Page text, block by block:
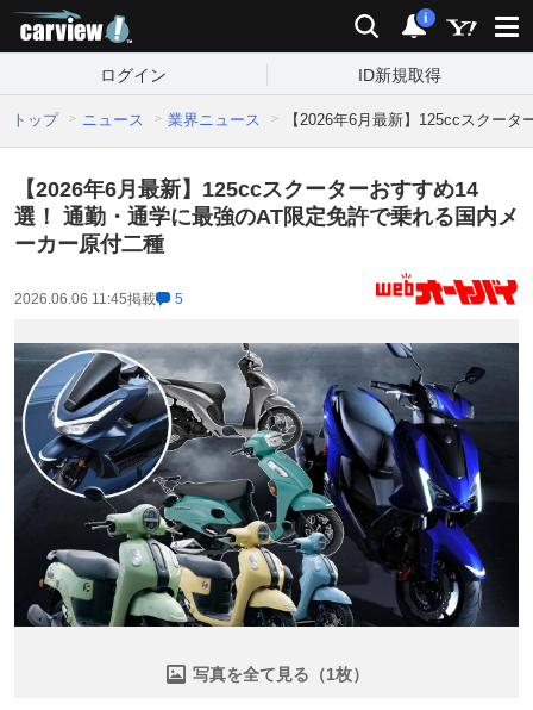
検索 通知
i
ログイン ID新規取得
トップ ニュース 業界ニュース 【2026年6月最新】125ccスクー
【2026年6月最新】125ccスクーターおすすめ14
選！ 通勤・通学に最強のAT限定免許で乗れる国内メ
ーカー原付二種
2026.06.06 11:45掲載 5
写真を全て見る（1枚）